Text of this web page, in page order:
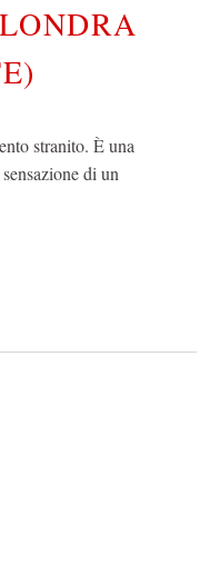
stranito. È una
di un